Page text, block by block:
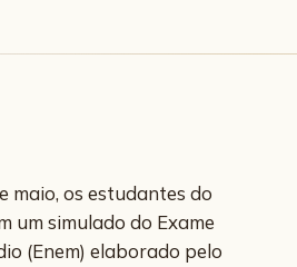
maio, os estudantes do
um simulado do Exame
(Enem) elaborado pelo